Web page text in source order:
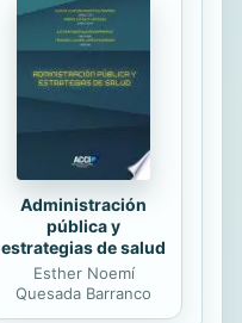
Administración
pública y
estrategias de salud
Esther Noemí
Quesada Barranco